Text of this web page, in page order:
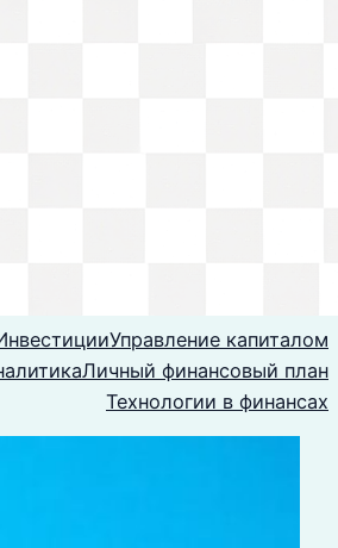
Управление капиталом
Личный финансовый план
Технологии в финансах